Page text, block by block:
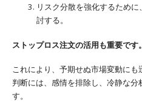
リスク分散を強化するため
討する。
ストップロス注文の活用も重要です。
これにより、予期せぬ市場変動に
判断には、感情を排除し、冷静な分
す。